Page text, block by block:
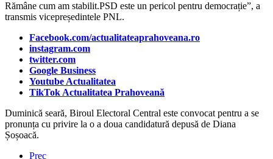
Rămâne cum am stabilit.PSD este un pericol pentru democrație”, a
transmis vicepreședintele PNL.
Facebook.com/actualitateaprahoveana.ro
instagram.com
twitter.com
Google Business
Youtube Actualitatea
TikTok Actualitatea Prahoveană
Duminică seară, Biroul Electoral Central este convocat pentru a se
pronunța cu privire la o a doua candidatură depusă de Diana
Șoșoacă.
Prec